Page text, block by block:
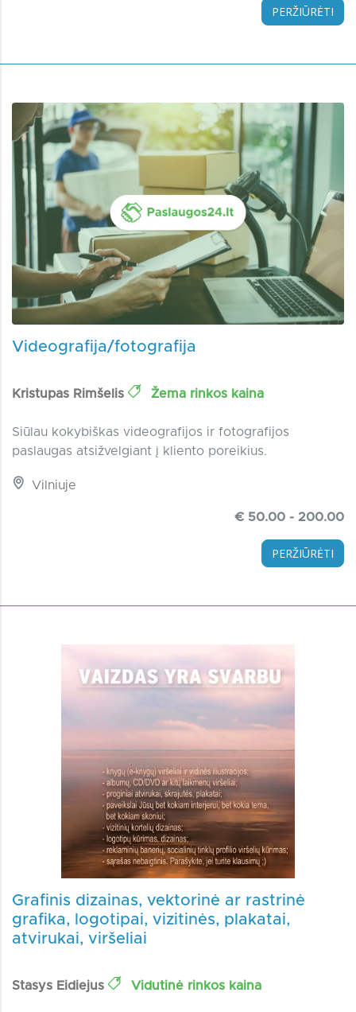
PERŽIŪRĖTI
Videografija/fotografija
Kristupas Rimšelis Žema rinkos kaina
Siūlau kokybiškas videografijos ir fotografijos
paslaugas atsižvelgiant į kliento poreikius.
Vilniuje
€ 50.00 - 200.00
PERŽIŪRĖTI
Grafinis dizainas, vektorinė ar rastrinė
grafika, logotipai, vizitinės, plakatai,
atvirukai, viršeliai
Stasys Eidiejus Vidutinė rinkos kaina